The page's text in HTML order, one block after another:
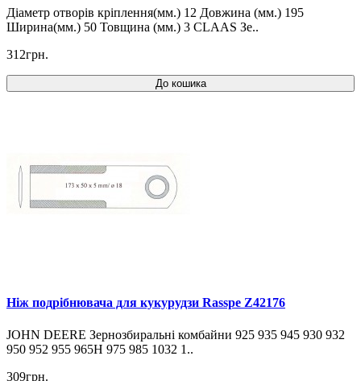
Діаметр отворів кріплення(мм.) 12 Довжина (мм.) 195
Ширина(мм.) 50 Товщина (мм.) 3 CLAAS Зе..
312грн.
До кошика
Ніж подрібнювача для кукурудзи Rasspe Z42176
JOHN DEERE Зернозбиральні комбайни 925 935 945 930 932
950 952 955 965H 975 985 1032 1..
309грн.